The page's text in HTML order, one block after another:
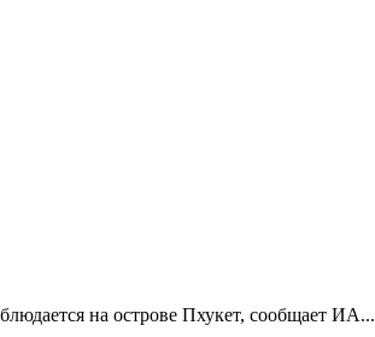
на острове Пхукет, сообщает ИА...